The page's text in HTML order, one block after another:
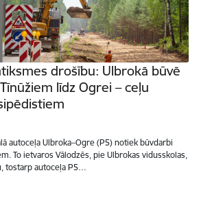
drošību: Ulbrokā būvē
līdz Ogrei – ceļu
autoceļa Ulbroka–Ogre (P5) notiek būvdarbi
To ietvaros Vālodzēs, pie Ulbrokas vidusskolas,
tostarp autoceļa P5…